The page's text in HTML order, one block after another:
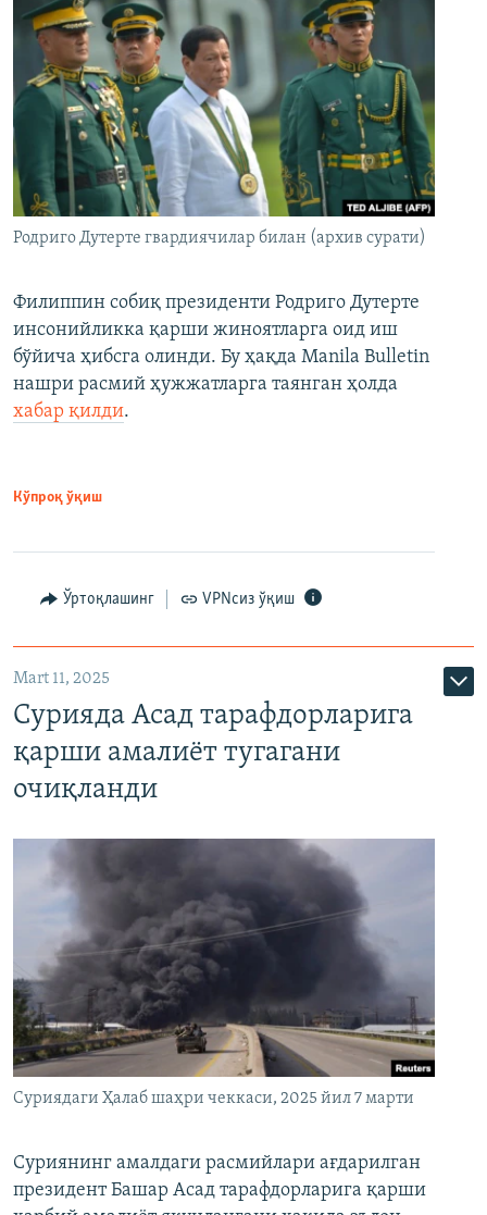
Родриго Дутерте гвардиячилар билан (архив сурати)
Филиппин собиқ президенти Родриго Дутерте
инсонийликка қарши жиноятларга оид иш
бўйича ҳибсга олинди. Бу ҳақда Manila Bulletin
нашри расмий ҳужжатларга таянган ҳолда
хабар қилди.
Кўпроқ ўқиш
Ўртоқлашинг VPNсиз ўқиш
Mart 11, 2025
Сурияда Асад тарафдорларига
қарши амалиёт тугагани
очиқланди
Суриядаги Ҳалаб шаҳри чеккаси, 2025 йил 7 марти
Суриянинг амалдаги расмийлари ағдарилган
президент Башар Асад тарафдорларига қарши